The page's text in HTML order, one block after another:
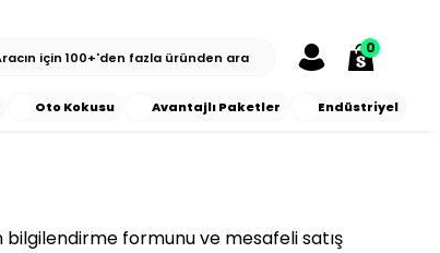
Oto Kokusu Avantajlı Paketler Endüstriyel
0
formunu ve mesafeli satış